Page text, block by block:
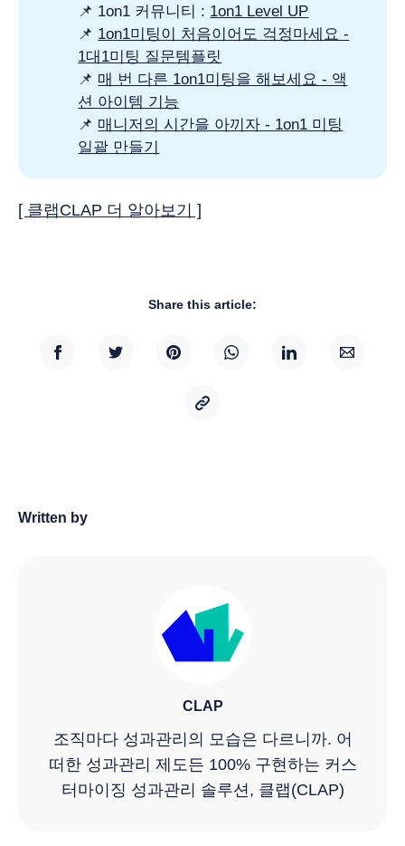
📌 1on1 커뮤니티 : 1on1 Level UP
📌 1on1미팅이 처음이어도 걱정마세요 -
1대1미팅 질문템플릿
📌 매 번 다른 1on1미팅을 해보세요 - 액
션 아이템 기능
📌 매니저의 시간을 아끼자 - 1on1 미팅
일괄 만들기
[ 클랩CLAP 더 알아보기 ]
Share this article:
Written by
CLAP
조직마다 성과관리의 모습은 다르니까. 어
떠한 성과관리 제도든 100% 구현하는 커스
터마이징 성과관리 솔루션, 클랩(CLAP)